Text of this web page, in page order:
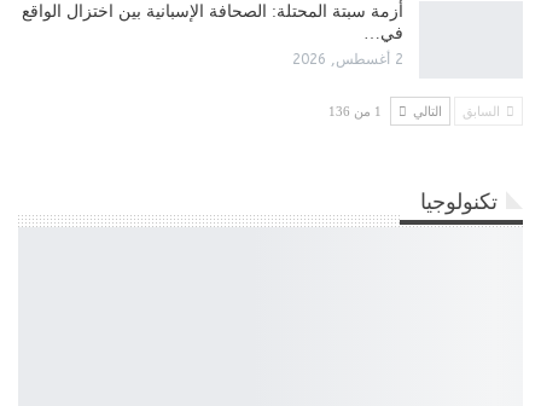
أزمة سبتة المحتلة: الصحافة الإسبانية بين اختزال الواقع
في…
2 أغسطس, 2026
السابق التالي 1 من 136
تكنولوجيا